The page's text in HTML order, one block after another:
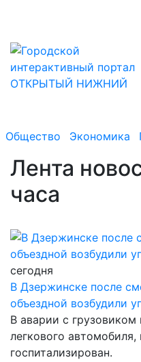
Общество Экономика
Лента
часа
сегодня
В Дзержинске после
объездной возбудили
В аварии с грузовиком
легкового
госпитализирован.